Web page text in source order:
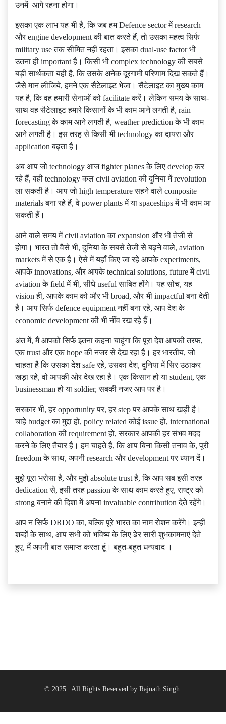
उनमें आगे रहना होगा।
इसका एक लाभ यह भी है, कि जब हम Defence sector में research
और engine development की बात करते हैं, तो उसका महत्व सिर्फ
military use तक सीमित नहीं रहता। इसका dual-use factor भी
उतना ही important है। किसी भी complex technology की सबसे
बड़ी सार्थकता यही है, कि उसके अनेक दूरगामी परिणाम दिख सकते हैं।
जैसे मान लीजिये, हमने एक सैटेलाइट भेजा। सैटेलाइट का मुख्य काम
यह है, कि वह हमारी सेनाओं को facilitate करें। लेकिन समय के साथ-
साथ वह सैटेलाइट हमारे किसानों के भी काम आने लगती है, rain
forecasting के काम आने लगती है, weather prediction के भी काम
आने लगती है। इस तरह से किसी भी technology का दायरा और
application बढ़ता है।
अब आप जो technology आज fighter planes के लिए develop कर
रहे हैं, वही technology कल civil aviation की दुनिया में revolution
ला सकती है। आप जो high temperature सहने वाले composite
materials बना रहे हैं, वे power plants में या spaceships में भी काम आ
सकती हैं।
आने वाले समय में civil aviation का expansion और भी तेजी से
होगा। भारत तो वैसे भी, दुनिया के सबसे तेजी से बढ़ने वाले, aviation
markets में से एक है। ऐसे में यहाँ किए जा रहे आपके experiments,
आपके innovations, और आपके technical solutions, future में civil
aviation के field में भी, सीधे useful साबित होंगे। यह सोच, यह
vision ही, आपके काम को और भी broad, और भी impactful बना देती
है। आप सिर्फ defence equipment नहीं बना रहे, आप देश के
economic development की भी नींव रख रहे हैं।
अंत में, मैं आपको सिर्फ इतना कहना चाहूंगा कि पूरा देश आपकी तरफ,
एक trust और एक hope की नजर से देख रहा है। हर भारतीय, जो
चाहता है कि उसका देश safe रहे, उसका देश, दुनिया में सिर उठाकर
खड़ा रहे, वो आपकी ओर देख रहा है। एक किसान हो या student, एक
businessman हो या soldier, सबकी नजर आप पर है।
सरकार भी, हर opportunity पर, हर step पर आपके साथ खड़ी है।
चाहे budget का मुद्दा हो, policy related कोई issue हो, international
collaboration की requirement हो, सरकार आपकी हर संभव मदद
करने के लिए तैयार है। हम चाहते हैं, कि आप बिना किसी तनाव के, पूरी
freedom के साथ, अपनी research और development पर ध्यान दें।
मुझे पूरा भरोसा है, और मुझे absolute trust है, कि आप सब इसी तरह
dedication से, इसी तरह passion के साथ काम करते हुए, राष्ट्र को
strong बनाने की दिशा में अपना invaluable contribution देते रहेंगे।
आप न सिर्फ DRDO का, बल्कि पूरे भारत का नाम रोशन करेंगे। इन्हीं
शब्दों के साथ, आप सभी को भविष्य के लिए ढेर सारी शुभकामनाएं देते
हुए, मैं अपनी बात समाप्त करता हूं। बहुत-बहुत धन्यवाद ।
© 2025 | All Rights Reserved by Rajnath Singh.